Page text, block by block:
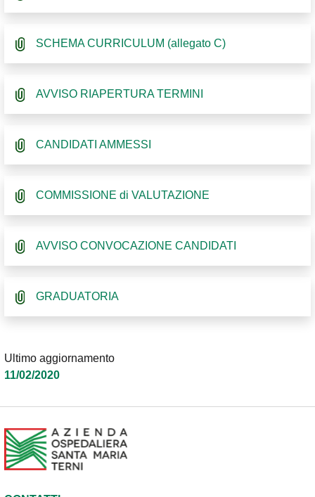
SCHEMA CURRICULUM (allegato C)
AVVISO RIAPERTURA TERMINI
CANDIDATI AMMESSI
COMMISSIONE di VALUTAZIONE
AVVISO CONVOCAZIONE CANDIDATI
GRADUATORIA
Ultimo aggiornamento
11/02/2020